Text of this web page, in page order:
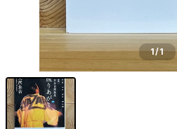
1/1